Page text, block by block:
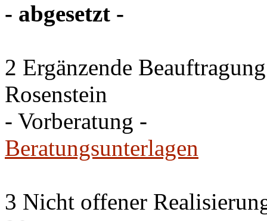
- abgesetzt -
2 Ergänzende
Rosenstein
- Vorberatung -
Beratungsunterlagen
3 Nicht offener